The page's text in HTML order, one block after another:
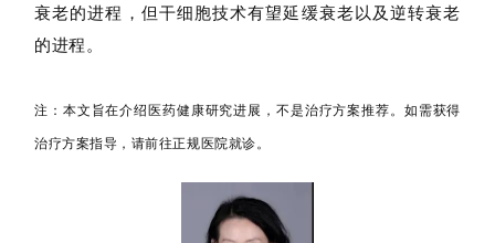
衰老的进程，但干细胞技术有望延缓衰老以及逆转衰老
的进程。
注：本文旨在介绍医药健康研究进展，不是治疗方案推荐。如需获得
治疗方案指导，请前往正规医院就诊。